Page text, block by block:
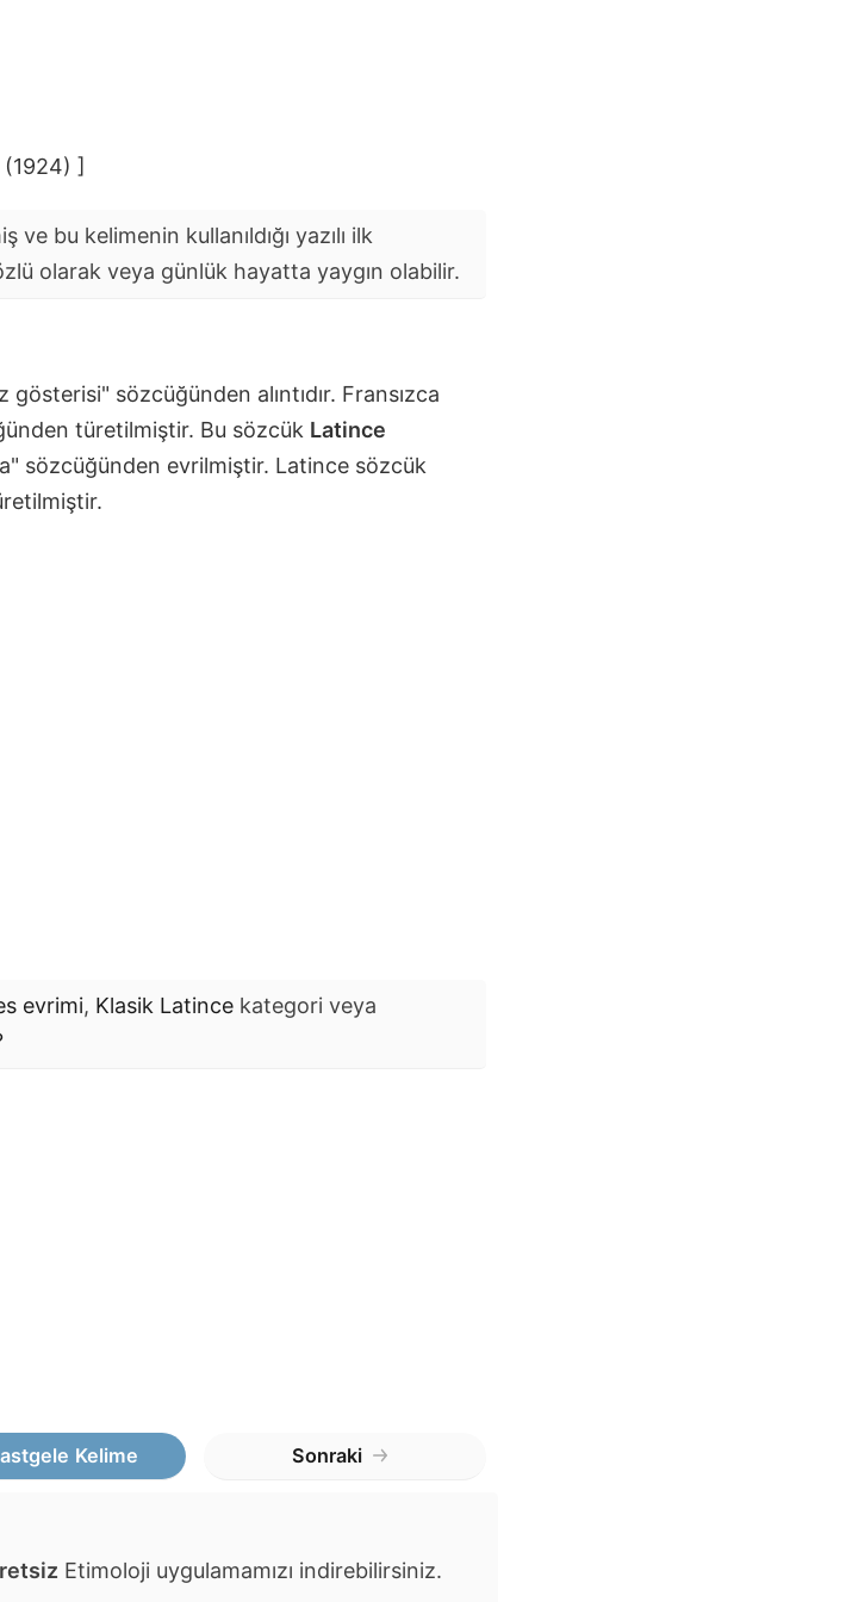
]
ve bu kelimenin kullanıldığı yazılı ilk
olarak veya günlük hayatta yaygın olabilir.
sözcüğünden alıntıdır. Fransızca
türetilmiştir. Bu sözcük Latince
sözcüğünden evrilmiştir. Latince sözcük
evrimi, Klasik Latince kategori veya
Kelime Sonraki
Etimoloji uygulamamızı indirebilirsiniz.